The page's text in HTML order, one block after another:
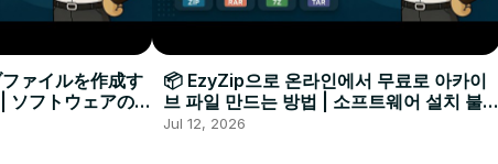
ァイルを作成す
ソフトウェアのイ
📦 EzyZip으로 온라인에서 무료로 아카이
브 파일 만드는 방법 | 소프트웨어 설치 불필
요
Jul 12, 2026